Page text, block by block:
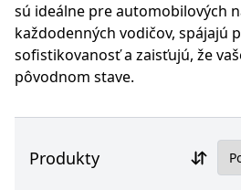
sú ideálne pre automobilových
každodenných vodičov, spájajú
sofistikovanosť a zaisťujú, že
pôvodnom stave.
Produkty